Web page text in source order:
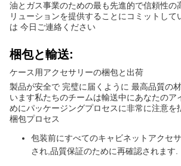
油とガス事業のための最も先進的で信頼性の
リューションを提供することにコミットして
は 今日ご連絡ください
梱包と輸送:
ケース用アクセサリーの梱包と出荷
製品が安全で 完璧に届くように 最高品質の
います私たちのチームは輸送中にあなたのア
めにパッケージングプロセスに非常に注意を
梱包プロセス
包装前にすべてのキャビネットアクセ
され,品質保証のために再確認されます.